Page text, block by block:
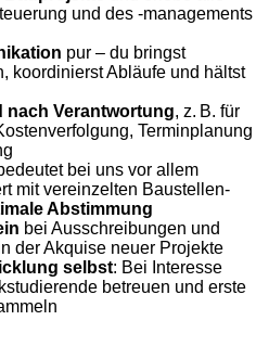
und des -managements
pur – du bringst
koordinierst Abläufe und hältst
nach Verantwortung, z. B. für
Terminplanung
bei uns vor allem
mit vereinzelten Baustellen-
Abstimmung
bei Ausschreibungen und
der Akquise neuer Projekte
selbst: Bei Interesse
betreuen und erste